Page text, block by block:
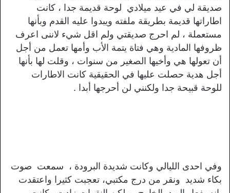
صديقة لي في عيد ميلادي لوحة قديمة جدا ، كانت
اطاراتها قديمة بطريقة ملفته ويبدوا عليه القدم وبأنها
مستعملة ، لم احرج صديقتي ولم اقل شيء لاننى اعرف
ظروفها المادية وهي فتاة يتمة الأب وأمها تعمل من أجل
أن تعولها هي وأخيها الصغير من سنوات ، وقلت لها بأنها
أجل هدية حصلت عليها في الحقيقية كانت الاطارات
للوحة قبيحة جدا ولكنني لن أحرجها أبدا .
وفي احدى الليالي وكانت شديدة البرودة ، سمعت صوت
بكاء شديد ونقر من درج مكتبي، تعجبت كثيرا واعتقدت